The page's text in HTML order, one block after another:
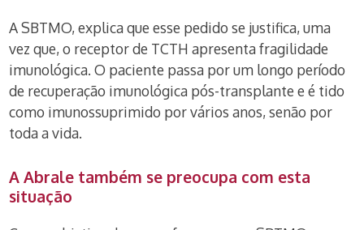
A SBTMO, explica que esse pedido se justifica, uma
vez que, o receptor de TCTH apresenta fragilidade
imunológica. O paciente passa por um longo período
de recuperação imunológica pós-transplante e é tido
como imunossuprimido por vários anos, senão por
toda a vida.
A Abrale também se preocupa com esta
situação